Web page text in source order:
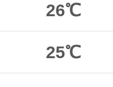
26℃
25℃